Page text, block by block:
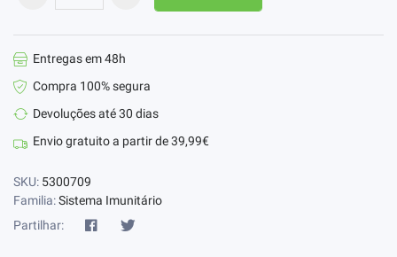
Entregas em 48h
Compra 100% segura
Devoluções até 30 dias
Envio gratuito a partir de 39,99€
SKU: 5300709
Familia:Sistema Imunitário
Partilhar: